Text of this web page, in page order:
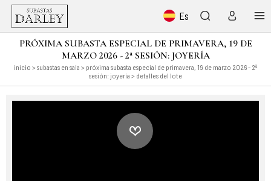
Es
PRÓXIMA SUBASTA ESPECIAL DE PRIMAVERA, 19 DE
MARZO 2026 - 2ª SESIÓN: JOYERÍA
inicio > subastas en sala > próxima subasta especial de primavera, 19 de marzo 2026 - 2ª
sesión: joyería > detalles del lote